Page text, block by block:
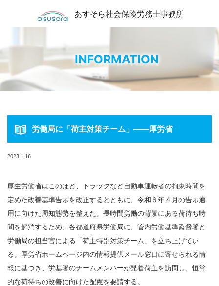
あすそら社会保険労務士事務所
INFORMATION
労働局に「荷主対策チーム」――厚労省
2023.1.16
厚生労働省はこのほど、トラックなど自動車運転者の拘束時間を
定めた改善基準告示を改正するとともに、令和６年４月の告示適
用に向けた周知態勢を整えた。長時間労働の背景にある荷待ち時
間を解消するため、各都道府県労働局に、管内労働基準監督署と
労働局の担当官による「荷主特別対策チーム」を立ち上げてい
る。厚労省ホームページ内の情報提供メール窓口に寄せられる情
報に基づき、労基署のチームメンバーが発着荷主を訪問し、恒常
的な荷待ちの改善に向けた配慮を要請する。